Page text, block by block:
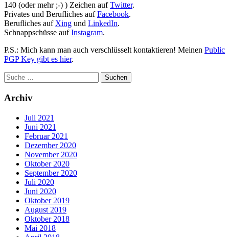
140 (oder mehr ;-) ) Zeichen aufTwitter.
Privates und Berufliches aufFacebook.
Berufliches auf Xing und LinkedIn.
Schnappschüsse aufInstagram.
P.S.: Mich kann man auch verschlüsselt kontaktieren! Meinen Public
PGP Key gibt es hier.
Archiv
Juli 2021
Juni 2021
Februar 2021
Dezember 2020
November 2020
Oktober 2020
September 2020
Juli 2020
Juni 2020
Oktober 2019
August 2019
Oktober 2018
Mai 2018